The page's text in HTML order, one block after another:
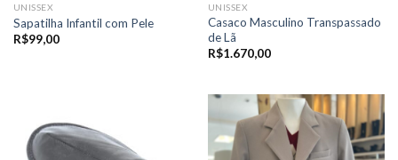
UNISSEX
Sapatilha Infantil com Pele
R$99,00
UNISSEX
Casaco Masculino Transpassado
de Lã
R$1.670,00